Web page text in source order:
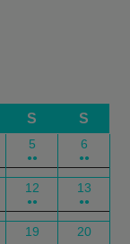
S S
5
●●
6
●●
12
●●
13
●●
19 20